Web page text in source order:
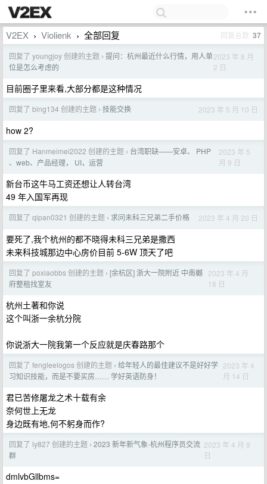
V2EX › Violienk › 全部回复 回复总数 37
回复了 youngjoy 创建的主题 › 提问：杭州最近什么行情，用人单
位是怎么考虑的
2023 年 8 月
2 日
目前圈子里来看,大部分都是这种情况
回复了 bing134 创建的主题 › 技能交换 2023 年 5 月 10 日
how 2?
回复了 Hanmeimei2022 创建的主题 › 台湾职缺——安卓、 PHP
、web、产品经理， UI，运营
2023 年 5
月 9 日
新台币这牛马工资还想让人转台湾
49 年入国军再现
回复了 qipan0321 创建的主题 › 求问未科三兄弟二手价格 2023 年 4 月 20 日
要死了,我个杭州的都不晓得未科三兄弟是撒西
未来科技城那边中心房价目前 5-6W 顶天了吧
回复了 poxiaobbs 创建的主题 › [余杭区] 浙大一院附近 中南樾
府整租找室友
2023 年 4 月
18 日
杭州土著和你说
这个叫浙一余杭分院
你说浙大一院我第一个反应就是庆春路那个
回复了 fengleelogos 创建的主题 › 给年轻人的最佳建议不是好好学
习知识技能，而是不要买房…… 学好英语防身！
2023 年 4
月 14 日
君已苦修屠龙之术十载有余
奈何世上无龙
身边既有地,何不躬身而作?
回复了 ly827 创建的主题 › 2023 新年新气象-杭州程序员交流
群
2023 年 4 月 9
日
dmlvbGllbms=